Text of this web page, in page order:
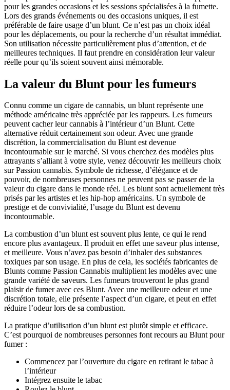
pour les grandes occasions et les sessions spécialisées à la fumette.
Lors des grands événements ou des occasions uniques, il est
préférable de faire usage d’un blunt. Ce n’est pas un choix idéal
pour les déplacements, ou pour la recherche d’un résultat immédiat.
Son utilisation nécessite particulièrement plus d’attention, et de
meilleures techniques. Il faut prendre en considération leur valeur
réelle pour qu’ils soient souvent ainsi mémorable.
La valeur du Blunt pour les fumeurs
Connu comme un cigare de cannabis, un blunt représente une
méthode américaine très appréciée par les rappeurs. Les fumeurs
peuvent cacher leur cannabis à l’intérieur d’un Blunt. Cette
alternative réduit certainement son odeur. Avec une grande
discrétion, la commercialisation du Blunt est devenue
incontournable sur le marché. Si vous cherchez des modèles plus
attrayants s’alliant à votre style, venez découvrir les meilleurs choix
sur Passion cannabis. Symbole de richesse, d’élégance et de
pouvoir, de nombreuses personnes ne peuvent pas se passer de la
valeur du cigare dans le monde réel. Les blunt sont actuellement très
prisés par les artistes et les hip-hop américains. Un symbole de
prestige et de convivialité, l’usage du Blunt est devenu
incontournable.
La combustion d’un blunt est souvent plus lente, ce qui le rend
encore plus avantageux. Il produit en effet une saveur plus intense,
et meilleure. Vous n’avez pas besoin d’inhaler des substances
toxiques par son usage. En plus de cela, les sociétés fabricantes de
Blunts comme Passion Cannabis multiplient les modèles avec une
grande variété de saveurs. Les fumeurs trouveront le plus grand
plaisir de fumer avec ces Blunt. Avec une meilleure odeur et une
discrétion totale, elle présente l’aspect d’un cigare, et peut en effet
réduire l’odeur lors de sa combustion.
La pratique d’utilisation d’un blunt est plutôt simple et efficace.
C’est pourquoi de nombreuses personnes font recours au Blunt pour
fumer :
Commencez par l’ouverture du cigare en retirant le tabac à
l’intérieur
Intégrez ensuite le tabac